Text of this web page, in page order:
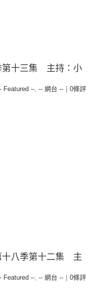
第十三集 主持：小
Featured --, -- 網台 --
0條評
十八季第十二集 主
Featured --, -- 網台 --
0條評